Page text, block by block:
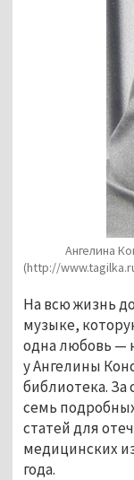
Ангелина
(http://
На всю жизнь
музыке,
одна любовь —
у Ангелины
библиотека. За
семь
статей для
медицинских
года.